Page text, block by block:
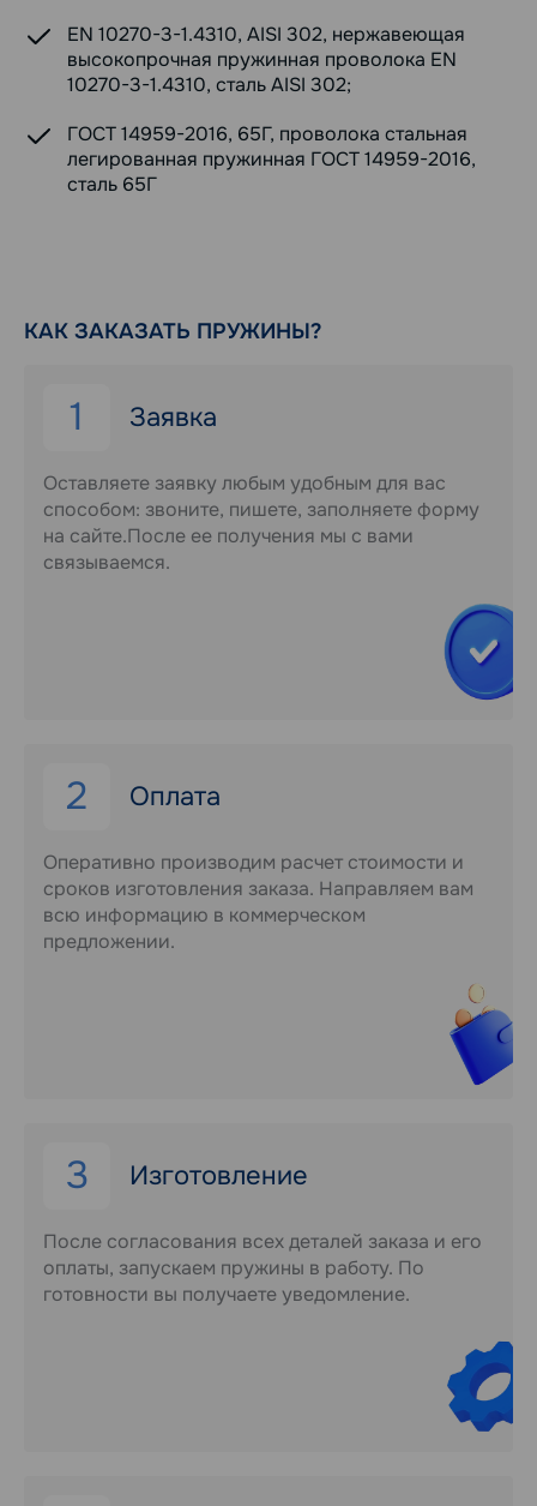
EN 10270-3-1.4310, AISI 302, нержавеющая
высокопрочная пружинная проволока EN
10270-3-1.4310, сталь AISI 302;
ГОСТ 14959-2016, 65Г, проволока стальная
легированная пружинная ГОСТ 14959-2016,
сталь 65Г
КАК ЗАКАЗАТЬ ПРУЖИНЫ?
1 Заявка
Оставляете заявку любым удобным для вас
способом: звоните, пишете, заполняете форму
на сайте.После ее получения мы с вами
связываемся.
2 Оплата
Оперативно производим расчет стоимости и
сроков изготовления заказа. Направляем вам
всю информацию в коммерческом
предложении.
3 Изготовление
После согласования всех деталей заказа и его
оплаты, запускаем пружины в работу. По
готовности вы получаете уведомление.